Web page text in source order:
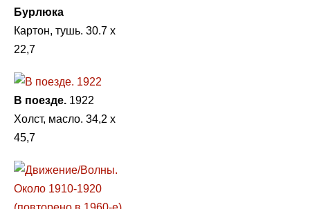
Бурлюка
Картон, тушь. 30.7 х
22,7
В поезде. 1922
Холст, масло. 34,2 х
45,7